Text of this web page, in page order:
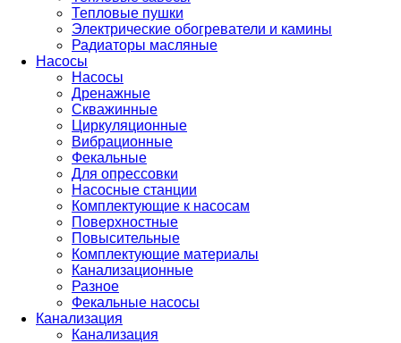
Тепловые пушки
Электрические обогреватели и камины
Радиаторы масляные
Насосы
Насосы
Дренажные
Скважинные
Циркуляционные
Вибрационные
Фекальные
Для опрессовки
Насосные станции
Комплектующие к насосам
Поверхностные
Повысительные
Комплектующие материалы
Канализационные
Разное
Фекальные насосы
Канализация
Канализация